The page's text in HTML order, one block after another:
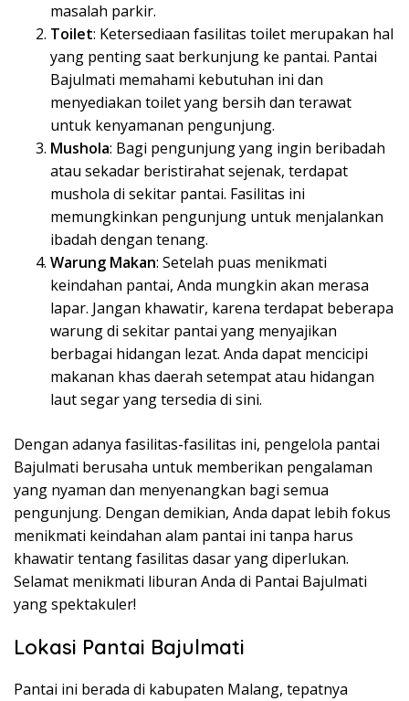
masalah parkir.
Toilet: Ketersediaan fasilitas toilet merupakan hal
yang penting saat berkunjung ke pantai. Pantai
Bajulmati memahami kebutuhan ini dan
menyediakan toilet yang bersih dan terawat
untuk kenyamanan pengunjung.
Mushola: Bagi pengunjung yang ingin beribadah
atau sekadar beristirahat sejenak, terdapat
mushola di sekitar pantai. Fasilitas ini
memungkinkan pengunjung untuk menjalankan
ibadah dengan tenang.
Warung Makan: Setelah puas menikmati
keindahan pantai, Anda mungkin akan merasa
lapar. Jangan khawatir, karena terdapat beberapa
warung di sekitar pantai yang menyajikan
berbagai hidangan lezat. Anda dapat mencicipi
makanan khas daerah setempat atau hidangan
laut segar yang tersedia di sini.
Dengan adanya fasilitas-fasilitas ini, pengelola pantai
Bajulmati berusaha untuk memberikan pengalaman
yang nyaman dan menyenangkan bagi semua
pengunjung. Dengan demikian, Anda dapat lebih fokus
menikmati keindahan alam pantai ini tanpa harus
khawatir tentang fasilitas dasar yang diperlukan.
Selamat menikmati liburan Anda di Pantai Bajulmati
yang spektakuler!
Lokasi Pantai Bajulmati
Pantai ini berada di kabupaten Malang, tepatnya